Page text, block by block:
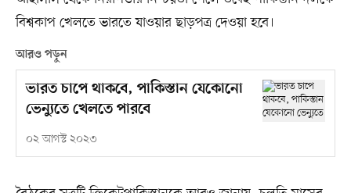
বিশ্বকাপ খেলতে ভারতে যাওয়ার ছাড়পত্র দেওয়া হবে।
আরও পড়ুন
ভারত চাপে থাকবে, পাকিস্তান যেকোনো
ভেন্যুতে খেলতে পারবে
০২ আগস্ট ২০২৩